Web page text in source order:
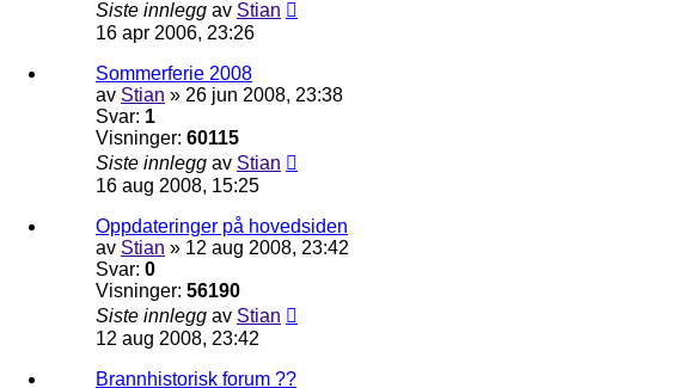
Siste innlegg av Stian
16 apr 2006, 23:26
Sommerferie 2008
av Stian » 26 jun 2008, 23:38
Svar: 1
Visninger: 60115
Siste innlegg av Stian
16 aug 2008, 15:25
Oppdateringer på hovedsiden
av Stian » 12 aug 2008, 23:42
Svar: 0
Visninger: 56190
Siste innlegg av Stian
12 aug 2008, 23:42
Brannhistorisk forum ??